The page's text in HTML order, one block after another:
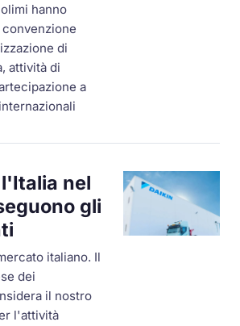
hanno
di
attività di
a
nel
gli
italiano. Il
dei
il nostro
l'attività